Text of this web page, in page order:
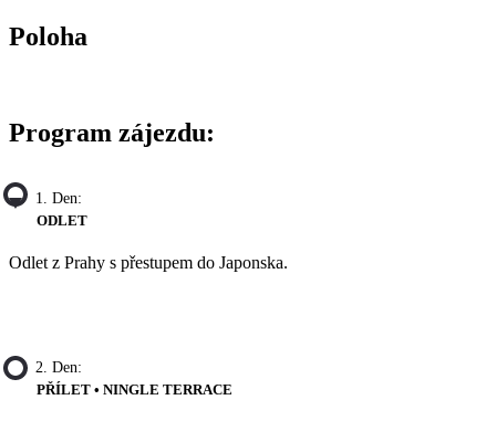
Poloha
Program zájezdu:
1. Den:
ODLET
Odlet z Prahy s přestupem do Japonska.
2. Den:
PŘÍLET • NINGLE TERRACE